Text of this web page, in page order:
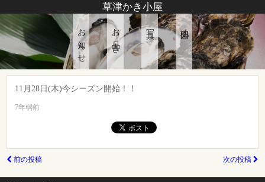
草津かき小屋
お知らせ お品書き 写真 地図
11月28日(木)今シーズン開始！！
7年弱前
前の投稿 次の投稿